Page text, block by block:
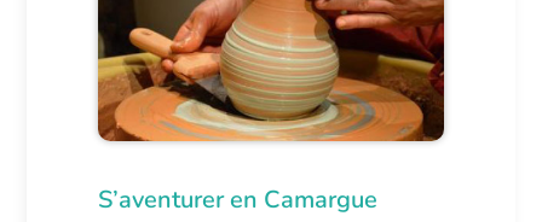
S’aventurer en Camargue